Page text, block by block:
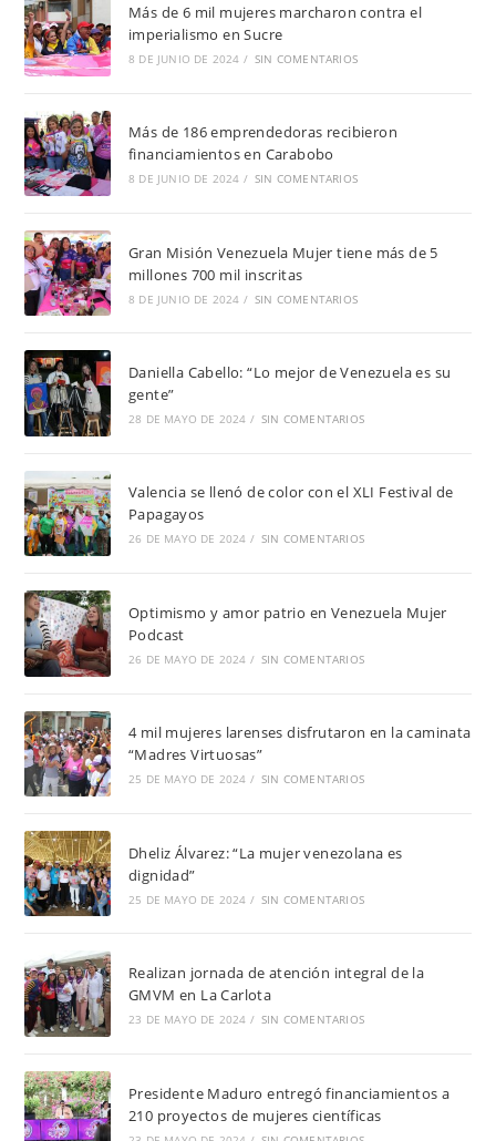
Más de 6 mil mujeres marcharon contra el
imperialismo en Sucre
8 DE JUNIO DE 2024 / SIN COMENTARIOS
Más de 186 emprendedoras recibieron
financiamientos en Carabobo
8 DE JUNIO DE 2024 / SIN COMENTARIOS
Gran Misión Venezuela Mujer tiene más de 5
millones 700 mil inscritas
8 DE JUNIO DE 2024 / SIN COMENTARIOS
Daniella Cabello: “Lo mejor de Venezuela es su
gente”
28 DE MAYO DE 2024 / SIN COMENTARIOS
Valencia se llenó de color con el XLI Festival de
Papagayos
26 DE MAYO DE 2024 / SIN COMENTARIOS
Optimismo y amor patrio en Venezuela Mujer
Podcast
26 DE MAYO DE 2024 / SIN COMENTARIOS
4 mil mujeres larenses disfrutaron en la caminata
“Madres Virtuosas”
25 DE MAYO DE 2024 / SIN COMENTARIOS
Dheliz Álvarez: “La mujer venezolana es
dignidad”
25 DE MAYO DE 2024 / SIN COMENTARIOS
Realizan jornada de atención integral de la
GMVM en La Carlota
23 DE MAYO DE 2024 / SIN COMENTARIOS
Presidente Maduro entregó financiamientos a
210 proyectos de mujeres científicas